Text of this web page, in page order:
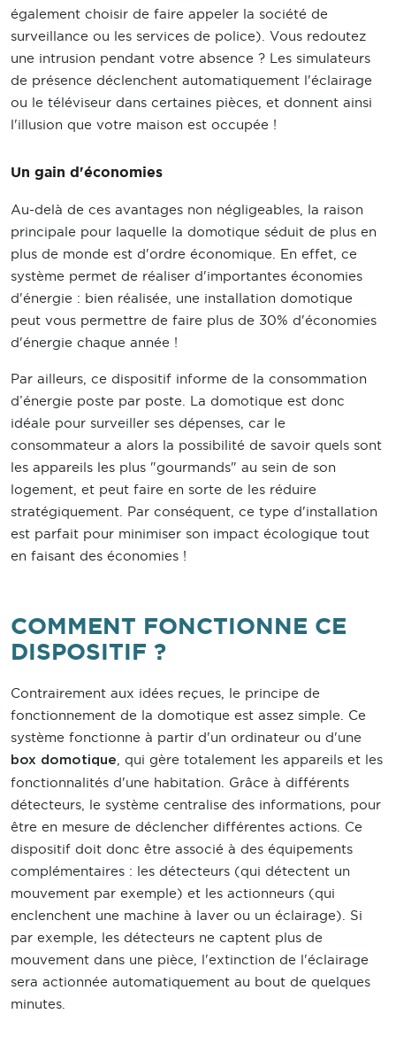
également choisir de faire appeler la société de
surveillance ou les services de police). Vous redoutez
une intrusion pendant votre absence ? Les simulateurs
de présence déclenchent automatiquement l'éclairage
ou le téléviseur dans certaines pièces, et donnent ainsi
l'illusion que votre maison est occupée !
Un gain d'économies
Au-delà de ces avantages non négligeables, la raison
principale pour laquelle la domotique séduit de plus en
plus de monde est d'ordre économique. En effet, ce
système permet de réaliser d'importantes économies
d'énergie : bien réalisée, une installation domotique
peut vous permettre de faire plus de 30% d'économies
d'énergie chaque année !
Par ailleurs, ce dispositif informe de la consommation
d’énergie poste par poste. La domotique est donc
idéale pour surveiller ses dépenses, car le
consommateur a alors la possibilité de savoir quels sont
les appareils les plus "gourmands" au sein de son
logement, et peut faire en sorte de les réduire
stratégiquement. Par conséquent, ce type d'installation
est parfait pour minimiser son impact écologique tout
en faisant des économies !
COMMENT FONCTIONNE CE
DISPOSITIF ?
Contrairement aux idées reçues, le principe de
fonctionnement de la domotique est assez simple. Ce
système fonctionne à partir d'un ordinateur ou d'une
box domotique, qui gère totalement les appareils et les
fonctionnalités d'une habitation. Grâce à différents
détecteurs, le système centralise des informations, pour
être en mesure de déclencher différentes actions. Ce
dispositif doit donc être associé à des équipements
complémentaires : les détecteurs (qui détectent un
mouvement par exemple) et les actionneurs (qui
enclenchent une machine à laver ou un éclairage). Si
par exemple, les détecteurs ne captent plus de
mouvement dans une pièce, l'extinction de l'éclairage
sera actionnée automatiquement au bout de quelques
minutes.